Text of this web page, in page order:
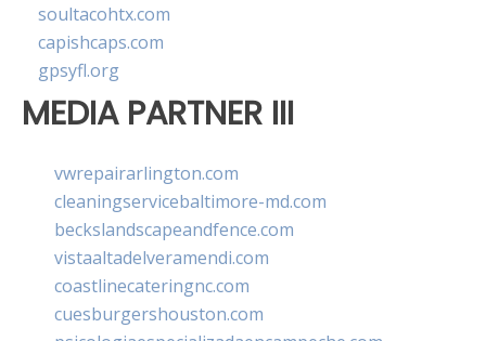
soultacohtx.com
capishcaps.com
gpsyfl.org
MEDIA PARTNER III
vwrepairarlington.com
cleaningservicebaltimore-md.com
beckslandscapeandfence.com
vistaaltadelveramendi.com
coastlinecateringnc.com
cuesburgershouston.com